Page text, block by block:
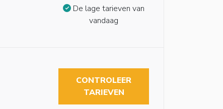
De lage tarieven van
vandaag
CONTROLEER
TARIEVEN